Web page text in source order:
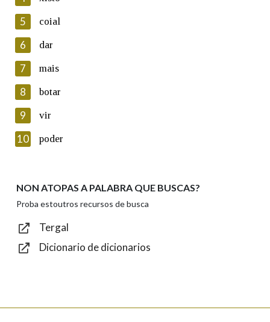
Lin e acepto as condicións da política de
Introduce o código que aparece na imaxe:
Texto de verificación
Enviar
5 coial
6 dar
7 mais
8 botar
9 vir
10 poder
NON ATOPAS A PALABRA QUE BUSCAS?
Proba estoutros recursos de busca
Tergal
Dicionario de dicionarios